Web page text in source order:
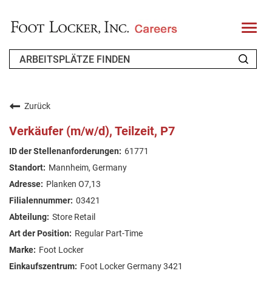
T
o
l
FAQ
ARBEIT SUCHEN
Zurück
Verkäufer (m/w/d), Teilzeit, P7
61771
Mannheim, Germany
Planken O7,13
03421
Store Retail
Regular Part-Time
Foot Locker
Foot Locker Germany 3421